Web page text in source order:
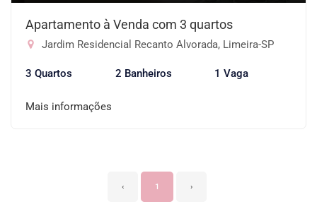
Apartamento à Venda com 3 quartos
Jardim Residencial Recanto Alvorada, Limeira-SP
3 Quartos 2 Banheiros 1 Vaga
Mais informações
‹ 1 ›